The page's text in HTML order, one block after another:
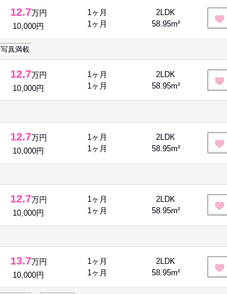
12.7万円
10,000円
1ヶ月
1ヶ月
2LDK
58.95m²
写真満載
12.7万円
10,000円
1ヶ月
1ヶ月
2LDK
58.95m²
12.7万円
10,000円
1ヶ月
1ヶ月
2LDK
58.95m²
12.7万円
10,000円
1ヶ月
1ヶ月
2LDK
58.95m²
13.7万円
10,000円
1ヶ月
1ヶ月
2LDK
58.95m²